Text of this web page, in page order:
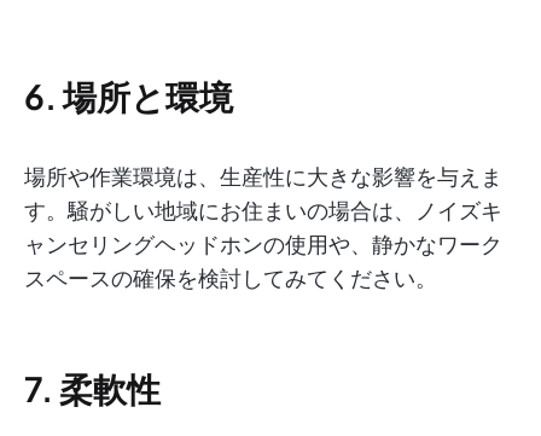
6. 場所と環境
場所や作業環境は、生産性に大きな影響を与えま
す。騒がしい地域にお住まいの場合は、ノイズキ
ャンセリングヘッドホンの使用や、静かなワーク
スペースの確保を検討してみてください。
7. 柔軟性